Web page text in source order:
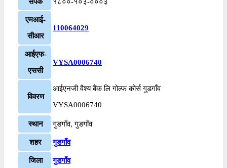
एमआई-
सीआर
110064029
आईएफ-
एससी
VYSA0006740
विवरण
आईएनजी वैश्य बैंक लि गोल्फ कोर्स गुडगाँव
VYSA0006740
स्थान गुडगाँव, गुडगाँव
शहर गुडगाँव
जिला गुडगाँव